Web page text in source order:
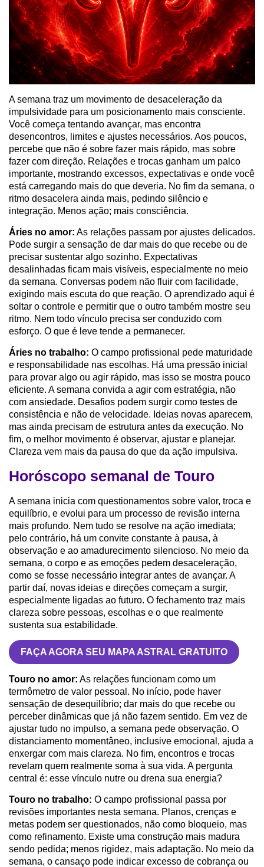
A semana traz um movimento de desaceleração da
impulsividade para um posicionamento mais consciente.
Você começa tentando avançar, mas encontra
desencontros, limites e ajustes necessários. Aos poucos,
percebe que não é sobre fazer mais rápido, mas sobre
fazer com direção. Relações e trocas ganham um palco
importante, mostrando excessos, expectativas e onde você
está carregando mais do que deveria. No fim da semana, o
ritmo desacelera ainda mais, pedindo silêncio e
integração. Menos ação; mais consciência.
Áries no amor: As relações passam por ajustes delicados.
Pode surgir a sensação de dar mais do que recebe ou de
precisar sustentar algo sozinho. Expectativas
desalinhadas ficam mais visíveis, especialmente no meio
da semana. Conversas podem não fluir com facilidade,
exigindo mais escuta do que reação. O aprendizado aqui é
soltar o controle e permitir que o outro também mostre seu
ritmo. Nem todo vínculo precisa ser conduzido com
esforço. O que é leve tende a permanecer.
Áries no trabalho: O campo profissional pede maturidade
e responsabilidade nas escolhas. Há uma pressão inicial
para provar algo ou agir rápido, mas isso se mostra pouco
eficiente. A semana convida a agir com estratégia, não
com ansiedade. Desafios podem surgir como testes de
consistência e não de velocidade. Ideias novas aparecem,
mas ainda precisam de estrutura antes da execução. No
fim, o melhor movimento é observar, ajustar e planejar.
Clareza vem mais da pausa do que da ação impulsiva.
Horóscopo semanal de Touro
A semana inicia com questionamentos sobre valor, troca e
equilíbrio, e evolui para um processo de revisão interna
mais profundo. Nem tudo se resolve na ação imediata;
pelo contrário, há um convite constante à pausa, à
observação e ao amadurecimento silencioso. No meio da
semana, o corpo e as emoções pedem desaceleração,
como se fosse necessário integrar antes de avançar. A
partir daí, novas ideias e direções começam a surgir,
especialmente ligadas ao futuro. O fechamento traz mais
clareza sobre pessoas, escolhas e o que realmente
sustenta sua estabilidade.
FAÇA AGORA SEU MAPA ASTRAL GRATUITO
Touro no amor: As relações funcionam como um
termômetro de valor pessoal. No início, pode haver
sensação de desequilíbrio; dar mais do que recebe ou
perceber dinâmicas que já não fazem sentido. Em vez de
ajustar tudo no impulso, a semana pede observação. O
distanciamento momentâneo, inclusive emocional, ajuda a
enxergar com mais clareza. No fim, encontros e trocas
revelam quem realmente soma à sua vida. A pergunta
central é: esse vínculo nutre ou drena sua energia?
Touro no trabalho: O campo profissional passa por
revisões importantes nesta semana. Planos, crenças e
metas podem ser questionados, não como bloqueio, mas
como refinamento. Existe uma construção mais madura
sendo pedida; menos rigidez, mais adaptação. No meio da
semana, o cansaço pode indicar excesso de cobrança ou